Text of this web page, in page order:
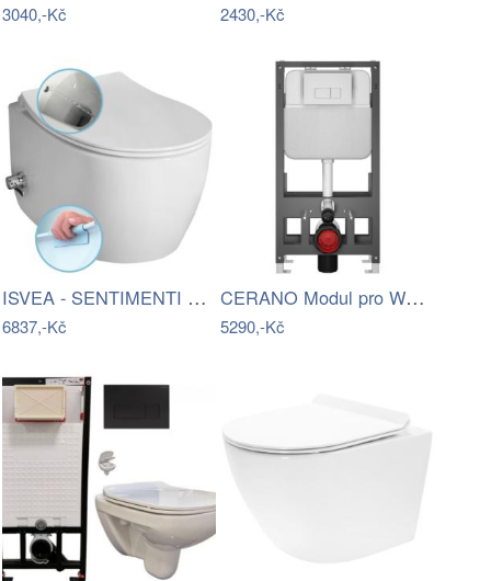
3040,-Kč 2430,-Kč
ISVEA - SENTIMENTI CLEANWASH závěsná WC…
6837,-Kč
CERANO Modul pro WC závěsné Prime -…
5290,-Kč